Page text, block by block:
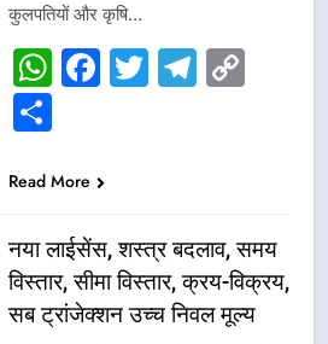
कुलपतियों और कृषि…
WhatsApp
Facebook
Twitter
Share
Read More
नया लाईसेंस, शस्त्र बदलाव, समय
विस्तार, सीमा विस्तार, क्रय-विक्रय,
सब ट्रांजेक्शन उच्च निवल मूल्य